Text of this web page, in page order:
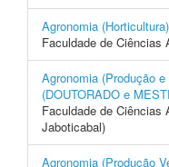
Agronomia
Faculdade de Ciências
Agronomia (Produção
(DOUTORADO e
Faculdade de Ciências
Jaboticabal)
Agronomia (Produção